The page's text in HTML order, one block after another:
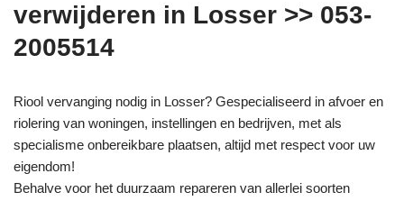
verwijderen in Losser >> 053-
2005514
Riool vervanging nodig in Losser? Gespecialiseerd in afvoer en
riolering van woningen, instellingen en bedrijven, met als
specialisme onbereikbare plaatsen, altijd met respect voor uw
eigendom!
Behalve voor het duurzaam repareren van allerlei soorten